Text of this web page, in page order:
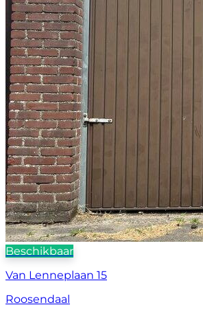
Beschikbaar
Van Lenneplaan 15
Roosendaal